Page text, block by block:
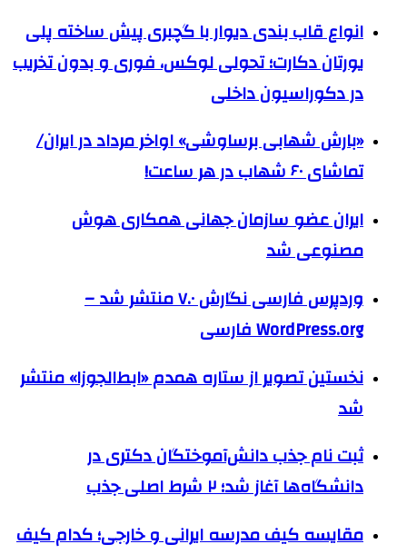
انواع قاب بندی دیوار با گچبری پیش ساخته پلی
یورتان دکارت؛ تحولی لوکس، فوری و بدون تخریب
در دکوراسیون داخلی
«بارش شهابی برساوشی» اواخر مرداد در ایران/
تماشای ۶۰ شهاب در هر ساعت!
ایران عضو سازمان جهانی همکاری هوش
مصنوعی شد
وردپرس فارسی نگارش ۷.۰ منتشر شد –
WordPress.org فارسی
نخستین تصویر از ستاره همدم «ابط‌الجوزا» منتشر
شد
ثبت نام جذب دانش‌آموختگان دکتری در
دانشگاه‌ها آغاز شد؛ ۲ شرط اصلی جذب
مقایسه کیف مدرسه ایرانی و خارجی؛ کدام کیف